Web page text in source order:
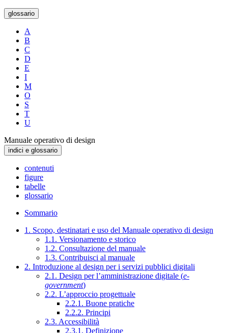
glossario
A
B
C
D
E
I
M
O
S
T
U
Manuale operativo di design
indici e glossario
contenuti
figure
tabelle
glossario
Sommario
1. Scopo, destinatari e uso del Manuale operativo di design
1.1. Versionamento e storico
1.2. Consultazione del manuale
1.3. Contribuisci al manuale
2. Introduzione al design per i servizi pubblici digitali
2.1. Design per l’amministrazione digitale (e-
government)
2.2. L’approccio progettuale
2.2.1. Buone pratiche
2.2.2. Principi
2.3. Accessibilità
2.3.1. Definizione